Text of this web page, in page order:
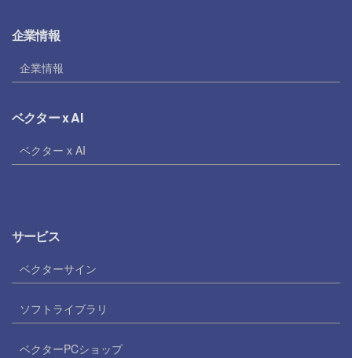
企業情報
企業情報
ベクター x AI
ベクター x AI
サービス
ベクターサイン
ソフトライブラリ
ベクターPCショップ